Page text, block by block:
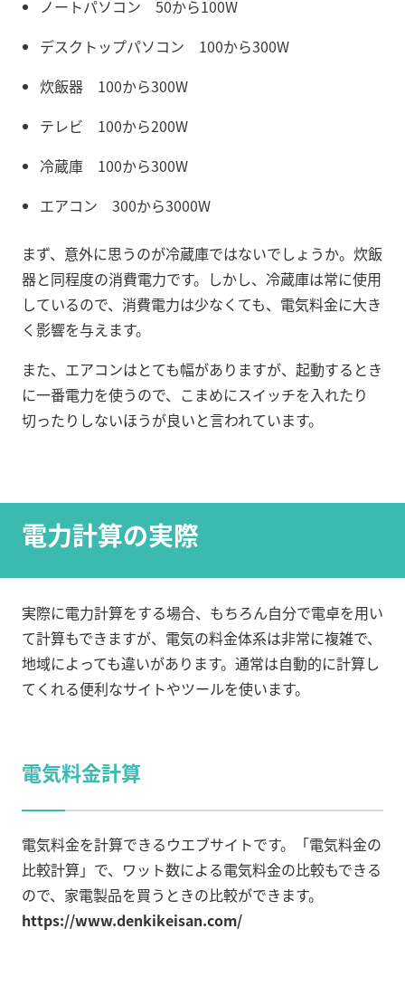
ノートパソコン 50から100W
デスクトップパソコン 100から300W
炊飯器 100から300W
テレビ 100から200W
冷蔵庫 100から300W
エアコン 300から3000W
まず、意外に思うのが冷蔵庫ではないでしょうか。炊飯
器と同程度の消費電力です。しかし、冷蔵庫は常に使用
しているので、消費電力は少なくても、電気料金に大き
く影響を与えます。
また、エアコンはとても幅がありますが、起動するとき
に一番電力を使うので、こまめにスイッチを入れたり
切ったりしないほうが良いと言われています。
電力計算の実際
実際に電力計算をする場合、もちろん自分で電卓を用い
て計算もできますが、電気の料金体系は非常に複雑で、
地域によっても違いがあります。通常は自動的に計算し
てくれる便利なサイトやツールを使います。
電気料金計算
電気料金を計算できるウエブサイトです。「電気料金の
比較計算」で、ワット数による電気料金の比較もできる
ので、家電製品を買うときの比較ができます。
https://www.denkikeisan.com/